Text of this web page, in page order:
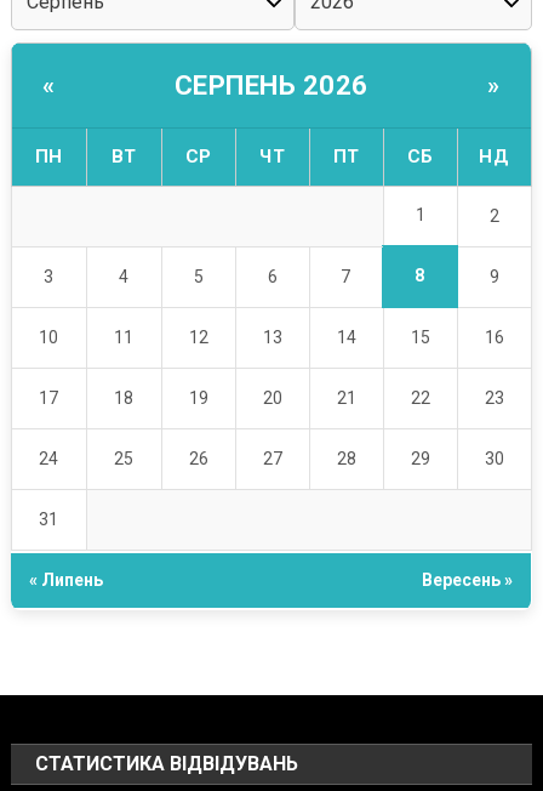
« СЕРПЕНЬ 2026 »
ПН ВТ СР ЧТ ПТ СБ НД
1 2
3 4 5 6 7 8 9
10 11 12 13 14 15 16
17 18 19 20 21 22 23
24 25 26 27 28 29 30
31
« Липень Вересень »
СТАТИСТИКА ВІДВІДУВАНЬ